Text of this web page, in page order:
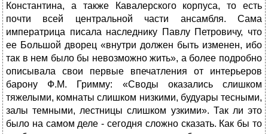
Константина, а также Кавалерского корпуса, то есть
почти всей центральной части ансамбля. Сама
императрица писала наследнику Павлу Петровичу, что
ее Большой дворец «внутри должен быть изменен, ибо
так в нем было бы невозможно жить», а более подробно
описывала свои первые впечатления от интерьеров
барону Ф.М. Гримму: «Своды оказались слишком
тяжелыми, комнаты слишком низкими, будуары тесными,
залы темными, лестницы слишком узкими». Так ли это
было на самом деле - сегодня сложно сказать. Как бы то